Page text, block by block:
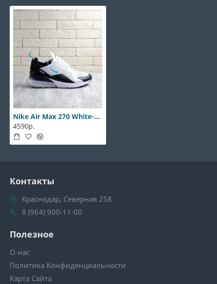
Nike Air Max 270 White-black
4590р.
Контакты
Краснодар, Северная 258
8 (964) 900-11-00
Полезное
О нас
Политика Конфиденциальности
Карта Сайта